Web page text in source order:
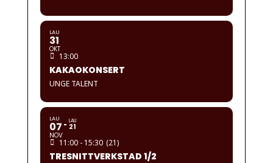
LAU
31
OKT
13:00
KAKAOKONSERT
UNGE TALENT
LAU
07
NOV
LAU
21
11:00 - 15:30 (21)
TRESNITTVERKSTAD 1/2